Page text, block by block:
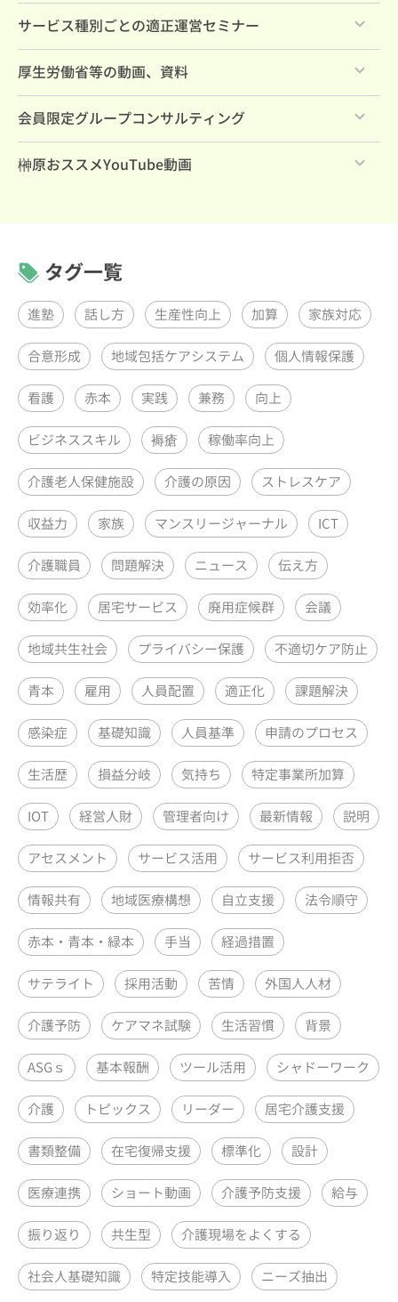
管理職養成
セレクトパック
すべて
サービス種別ごとの適正運営セミナー
すべて
厚生労働省等の動画、資料
すべて
会員限定グループコンサルティング
すべて
ケアラーズ・クラブQAセッション（月1回）
榊原おススメYouTube動画
タグ一覧
進塾 話し方 生産性向上 加算 家族対応
合意形成 地域包括ケアシステム 個人情報保護
看護 赤本 実践 兼務 向上
ビジネススキル 褥瘡 稼働率向上
介護老人保健施設 介護の原因 ストレスケア
収益力 家族 マンスリージャーナル ICT
介護職員 問題解決 ニュース 伝え方
効率化 居宅サービス 廃用症候群 会議
地域共生社会 プライバシー保護 不適切ケア防止
青本 雇用 人員配置 適正化 課題解決
感染症 基礎知識 人員基準 申請のプロセス
生活歴 損益分岐 気持ち 特定事業所加算
IOT 経営人財 管理者向け 最新情報 説明
アセスメント サービス活用 サービス利用拒否
情報共有 地域医療構想 自立支援 法令順守
赤本・青本・緑本 手当 経過措置
サテライト 採用活動 苦情 外国人人材
介護予防 ケアマネ試験 生活習慣 背景
ASGｓ 基本報酬 ツール活用 シャドーワーク
介護 トピックス リーダー 居宅介護支援
書類整備 在宅復帰支援 標準化 設計
医療連携 ショート動画 介護予防支援 給与
振り返り 共生型 介護現場をよくする
社会人基礎知識 特定技能導入 ニーズ抽出